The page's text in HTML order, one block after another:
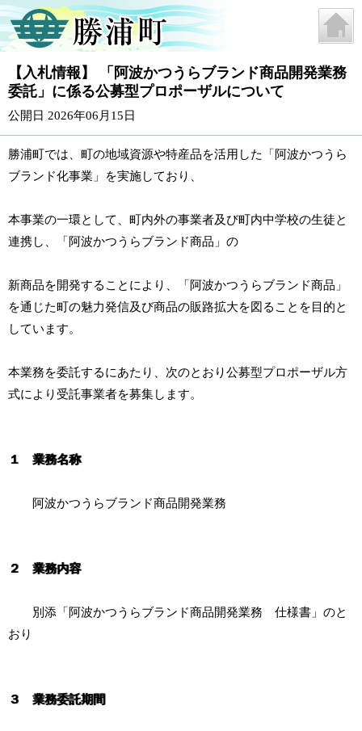
【入札情報】 「阿波かつうらブランド商品開発業務
委託」に係る公募型プロポーザルについて
公開日 2026年06月15日
勝浦町では、町の地域資源や特産品を活用した「阿波かつうら
ブランド化事業」を実施しており、
本事業の一環として、町内外の事業者及び町内中学校の生徒と
連携し、「阿波かつうらブランド商品」の
新商品を開発することにより、「阿波かつうらブランド商品」
を通じた町の魅力発信及び商品の販路拡大を図ることを目的と
しています。
本業務を委託するにあたり、次のとおり公募型プロポーザル方
式により受託事業者を募集します。
１ 業務名称
阿波かつうらブランド商品開発業務
２ 業務内容
別添「阿波かつうらブランド商品開発業務 仕様書」のと
おり
３ 業務委託期間